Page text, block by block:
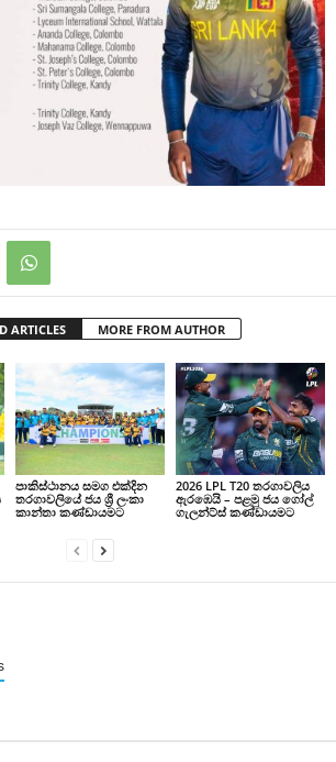
ARTICLES MORE FROM AUTHOR
පාකිස්ථානය සමග එක්දින
තරගාවලියේ ජය ශ්‍රී ලංකා
කාන්තා කණ්ඩායමට
2026 LPL T20 තරගාවලිය
ඇරඹෙයි – පළමු ජය ගෝල්
ගැලන්ට්ස් කණ්ඩායමට